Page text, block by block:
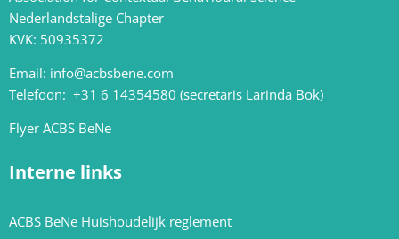
Nederlandstalige Chapter
KVK: 50935372
Email: info@acbsbene.com
Telefoon: +31 6 14354580 (secretaris Larinda Bok)
Flyer ACBS BeNe
Interne links
ACBS BeNe Huishoudelijk reglement